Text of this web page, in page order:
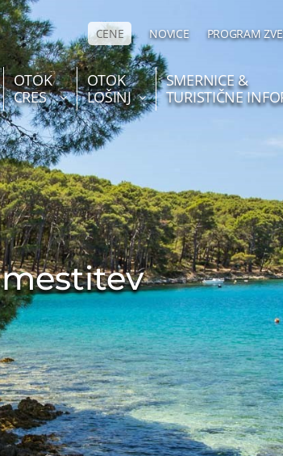
CENE NOVICE PROGRAM
OTOK
CRES
OTOK
LOŠINJ
SMERNICE &
TURISTIČNE